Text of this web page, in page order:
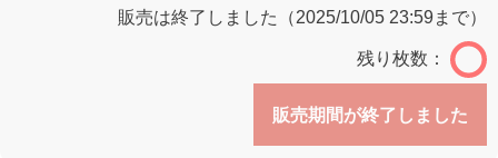
販売は終了しました（2025/10/05 23:59まで）
残り枚数：
販売期間が終了しました